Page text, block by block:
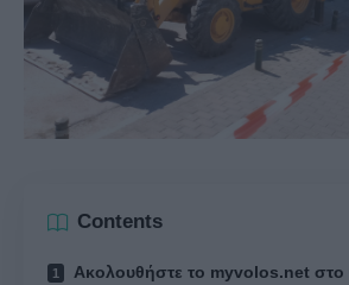
Contents
Ακολουθήστε το myvolos.net